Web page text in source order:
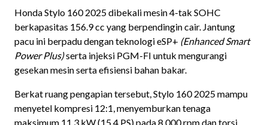
Honda Stylo 160 2025 dibekali mesin 4-tak SOHC
berkapasitas 156.9 cc yang berpendingin cair. Jantung
pacu ini berpadu dengan teknologi eSP+ (Enhanced Smart
Power Plus)serta injeksi PGM-FI untuk mengurangi
gesekan mesin serta efisiensi bahan bakar.
Berkat ruang pengapian tersebut, Stylo 160 2025 mampu
menyetel kompresi 12:1, menyemburkan tenaga
maksimum 11,3 kW (15,4 PS) pada 8.000 rpm dan torsi